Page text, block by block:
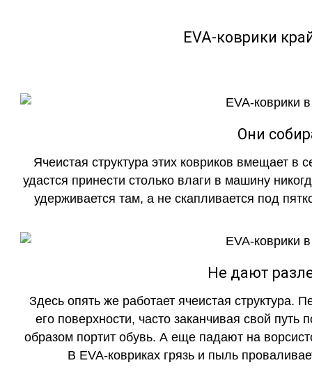
EVA-коврики
Они
Ячеистая структура этих ковриков вмещает в
удастся принести столько влаги в машину
удерживается там, а не скапливается под
Не дают
Здесь опять же работает ячеистая структура.
его поверхности, часто заканчивая свой
образом портит обувь. А еще падают на
В EVA-ковриках грязь и пыль